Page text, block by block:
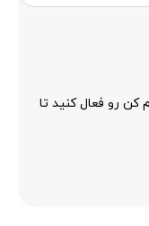
رو فعال کنید تا